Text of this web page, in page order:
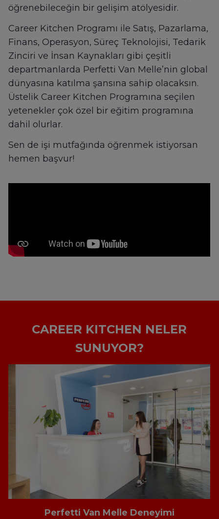
öğrenebileceğin bir gelişim atölyesidir.
Career Kitchen Programı ile Satış, Pazarlama,
Finans, Operasyon, Süreç Teknolojisi, Tedarik
Zinciri ve İnsan Kaynakları gibi çeşitli
departmanlarda Perfetti Van Melle’nin global
dünyasına katılma şansına sahip olacaksın.
Üstelik Career Kitchen Programına seçilen
yetenekler çok özel bir eğitim programına
dahil olurlar.
Sen de işi mutfağında öğrenmek istiyorsan
hemen başvur!
CAREER KITCHEN NELER
SUNUYOR?
Perfetti Van Melle Deneyimi